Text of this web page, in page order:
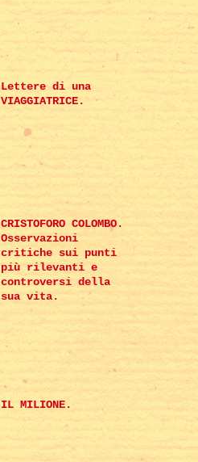
Lettere di una
VIAGGIATRICE.
CRISTOFORO COLOMBO.
Osservazioni
critiche sui punti
più rilevanti e
controversi della
sua vita.
IL MILIONE.